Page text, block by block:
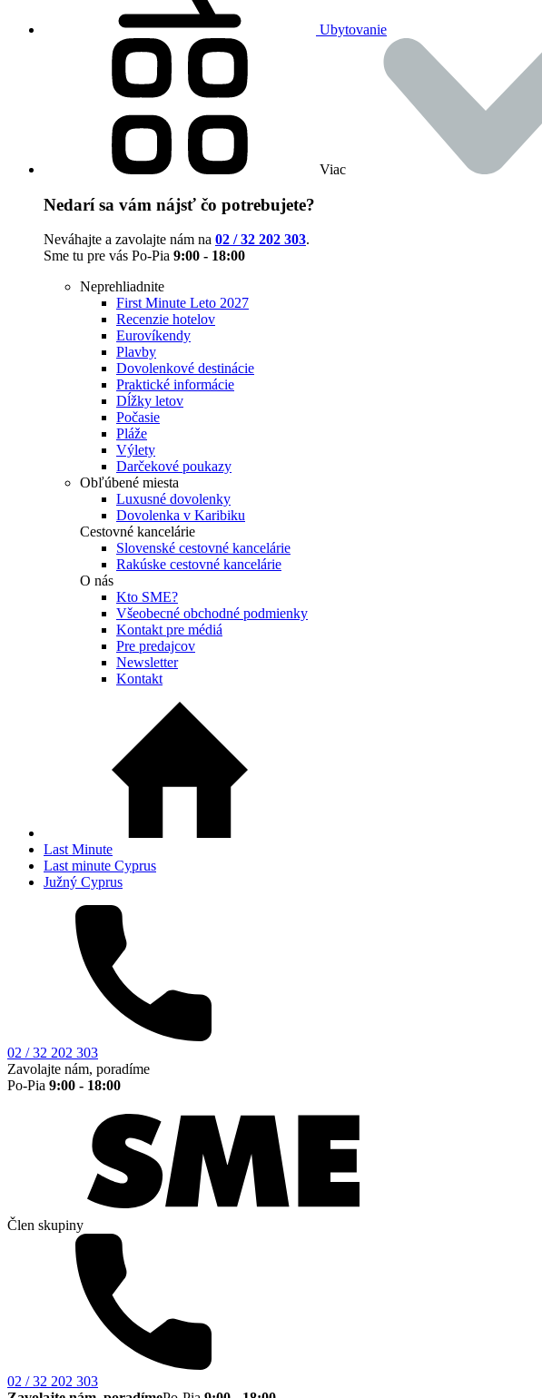
Ubytovanie
Viac
Nedarí sa vám nájsť čo potrebujete?
Neváhajte a zavolajte nám na 02 / 32 202 303.
Sme tu pre vás Po-Pia 9:00 - 18:00
Neprehliadnite
First Minute Leto 2027
Recenzie hotelov
Eurovíkendy
Plavby
Dovolenkové destinácie
Praktické informácie
Dĺžky letov
Počasie
Pláže
Výlety
Darčekové poukazy
Obľúbené miesta
Luxusné dovolenky
Dovolenka v Karibiku
Cestovné kancelárie
Slovenské cestovné kancelárie
Rakúske cestovné kancelárie
O nás
Kto SME?
Všeobecné obchodné podmienky
Kontakt pre médiá
Pre predajcov
Newsletter
Kontakt
Last Minute
Last minute Cyprus
Južný Cyprus
02 / 32 202 303
Zavolajte nám, poradíme
Po-Pia 9:00 - 18:00
Člen skupiny
02 / 32 202 303